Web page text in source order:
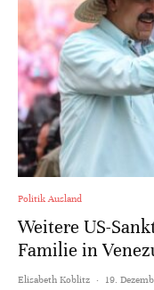
Politik Ausland
Weitere US-
Familie in
Elisabeth Koblitz · 19.